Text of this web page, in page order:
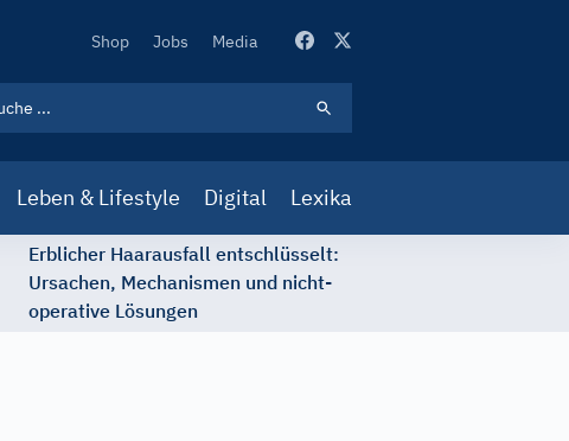
Secondary
Shop Jobs Media
Leben & Lifestyle Digital Lexika
Erblicher Haarausfall entschlüsselt:
Ursachen, Mechanismen und nicht-
operative Lösungen